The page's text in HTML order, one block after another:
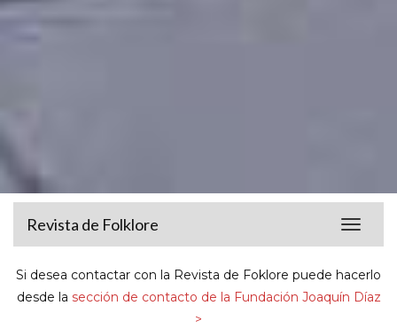
Toggle
Revista de Folklore
Si desea contactar con la Revista de Foklore puede hacerlo
desde la sección de contacto de la Fundación Joaquín Díaz
>